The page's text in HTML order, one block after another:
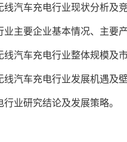
汽车充电行业现状分析及竞
主要企业基本情况、主要
汽车充电行业整体规模及
汽车充电行业发展机遇及壁
业研究结论及发展策略。